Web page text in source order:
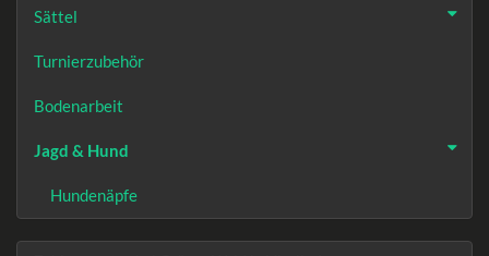
Sättel
Turnierzubehör
Bodenarbeit
Jagd & Hund
Hundenäpfe